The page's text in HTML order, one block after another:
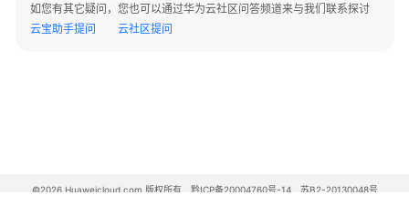
介
理
如您有其它疑问，您也可以通过华为云社区问答频道来与我们联系探讨
云宝助手提问
云社区提问
©2026 Huaweicloud.com 版权所有 黔ICP备20004760号-14
苏B2-20130048号